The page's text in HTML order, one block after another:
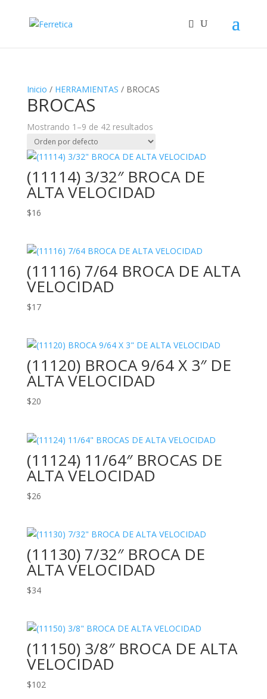
Inicio / HERRAMIENTAS / BROCAS
BROCAS
Mostrando 1–9 de 42 resultados
(11114) 3/32″ BROCA DE
ALTA VELOCIDAD
$16
(11116) 7/64 BROCA DE ALTA
VELOCIDAD
$17
(11120) BROCA 9/64 X 3″ DE
ALTA VELOCIDAD
$20
(11124) 11/64″ BROCAS DE
ALTA VELOCIDAD
$26
(11130) 7/32″ BROCA DE
ALTA VELOCIDAD
$34
(11150) 3/8″ BROCA DE ALTA
VELOCIDAD
$102